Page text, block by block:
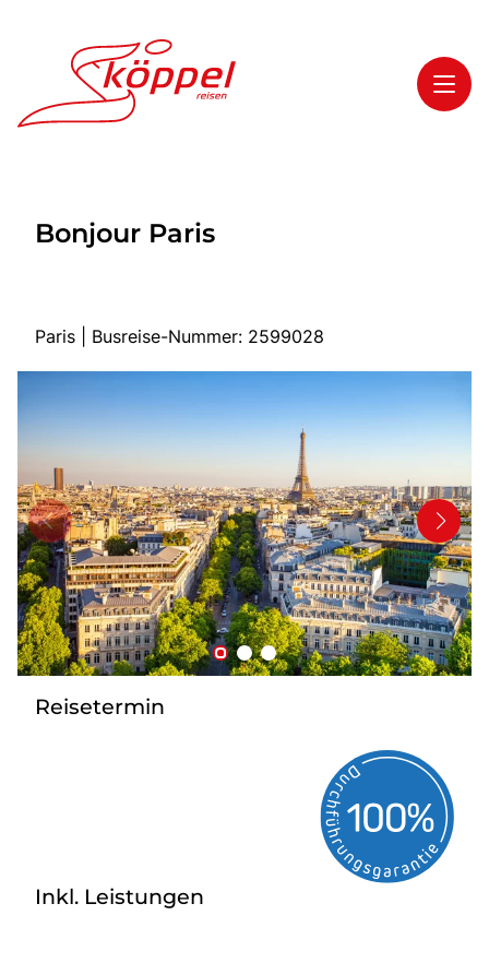
Highlights
Kontakt
Start
Tagesreisen
Bus anmieten
Service
Kontakt
Bonjour Paris
Paris | Busreise-Nummer: 2599028
Reisetermin
Inkl. Leistungen